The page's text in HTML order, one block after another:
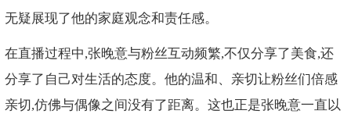
无疑展现了他的家庭观念和责任感。
在直播过程中,张晚意与粉丝互动频繁,不仅分享了美食,还
分享了自己对生活的态度。他的温和、亲切让粉丝们倍感
亲切,仿佛与偶像之间没有了距离。这也正是张晚意一直以